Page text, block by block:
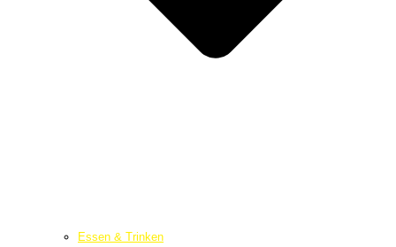
Essen & Trinken